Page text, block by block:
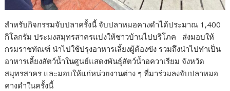
สำหรับกิจกรรมจับปลาครั้งนี้ จับปลาหมอคางดำได้ประมาณ 1,400
กิโลกรัม ประมงสมุทรสาครแบ่งให้ชาวบ้านไปบริโภค ส่งมอบให้
กรมราชทัณฑ์ นำไปใช้ปรุงอาหารเลี้ยงผู้ต้องขัง รวมถึงนำไปทำเป็น
อาหารเลี้ยงสัตว์น้ำในศูนย์แสดงพันธุ์สัตว์น้ำอควาเรียม จังหวัด
สมุทรสาคร และมอบให้แก่หน่วยงานต่าง ๆ ที่มาร่วมลงจับปลาหมอ
คางดำในครั้งนี้